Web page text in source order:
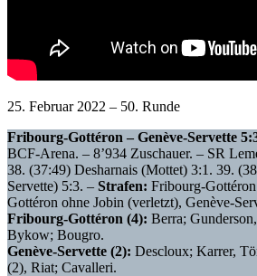
25. Februar 2022 – 50. Runde
Fribourg-Gottéron – Genève-Servette
BCF-Arena. – 8’934 Zuschauer. – SR
38. (37:49) Desharnais (Mottet) 3:1. 39.
Servette) 5:3. – Strafen: Fribourg-
Gottéron ohne Jobin (verletzt), Genève-
Fribourg-Gottéron (4): Berra;
Bykow; Bougro.
Genève-Servette (2): Descloux; Karrer,
(2), Riat; Cavalleri.